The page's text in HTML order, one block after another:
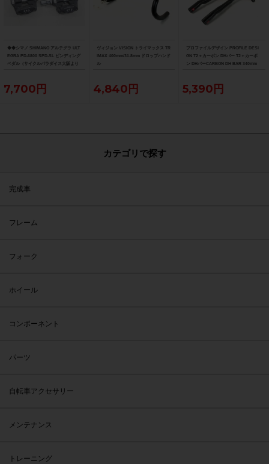
◆◆シマノ SHIMANO アルテグラ ULT
EGRA PD-6800 SPD-SL ビンディング
ペダル（サイクルパラダイス大阪より
7,700円
ヴィジョン VISION トライマックス TR
IMAX 400mm/31.8mm ドロップハンド
ル
4,840円
プロファイルデザイン PROFILE DESI
GN T2＋カーボン DHバー T2＋カーボ
ン DHバーCARBON DH BAR 340mm
5,390円
カテゴリで探す
完成車
フレーム
フォーク
ホイール
コンポーネント
パーツ
自転車アクセサリー
メンテナンス
トレーニング